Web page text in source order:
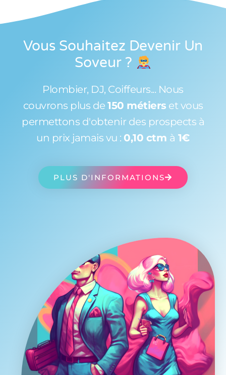
Vous Souhaitez Devenir Un
Soveur ?
Plombier, DJ, Coiffeurs... Nous
couvrons plus de 150 métiers et vous
permettons d'obtenir des prospects à
un prix jamais vu : 0,10 ctm à 1€
PLUS D'INFORMATIONS